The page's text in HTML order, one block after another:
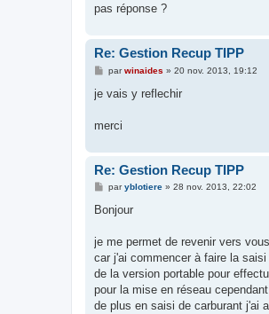
g
pas réponse ?
Re: Gestion Recup TIPP
M
s
g
parwinaides » 20 nov. 2013, 19:12
je vais y reflechir
merci
Re: Gestion Recup TIPP
M
s
g
paryblotiere» 28 nov. 2013, 22:02
Bonjour
je me permet de revenir vers
car j'ai commencer à faire la
de la version portable pour
pour la mise en réseau
de plus en saisi de carburant j'ai